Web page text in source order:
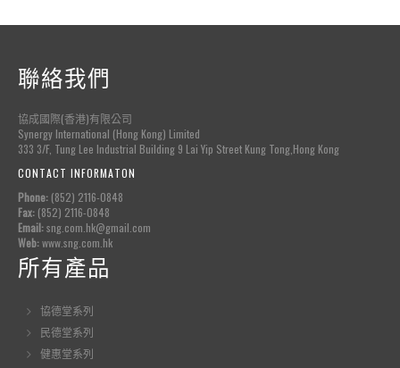
聯絡我們
協成國際(香港)有限公司
Synergy International (Hong Kong) Limited
333 3/F, Tung Lee Industrial Building 9 Lai Yip Street Kung Tong,Hong Kong
CONTACT INFORMATON
Phone: (852) 2116-0848
Fax: (852) 2116-0848
Email:sng.com.hk@gmail.com
Web:www.sng.com.hk
所有產品
協德堂系列
民德堂系列
健惠堂系列